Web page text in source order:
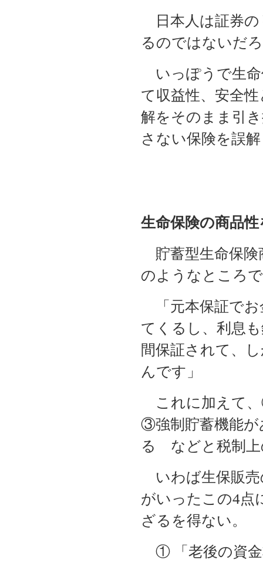
日本人は証券の
るのではないだ
いっぽうで生命
て収益性、安全
解をそのまま引
さない保険を誤
生命保険の商品
貯蓄型生命保険
のようなところ
「元本保証でお
てくるし、利息
間保証されて、
んです」
これに加えて
③強制貯蓄機能
る などと税制上
いわば生保販売
がいったこの4点
ざるを得ない。
① 「老後の資金